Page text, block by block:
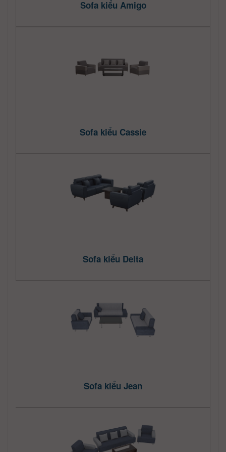
Sofa kiểu Amigo
Sofa kiểu Cassie
Sofa kiểu Delta
Sofa kiểu Jean